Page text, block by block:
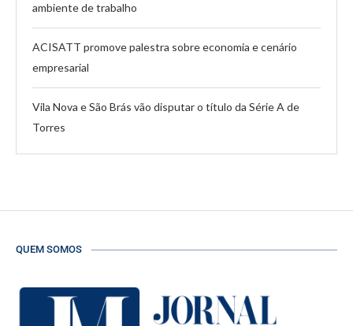
ambiente de trabalho
ACISATT promove palestra sobre economia e cenário
empresarial
Vila Nova e São Brás vão disputar o título da Série A de
Torres
QUEM SOMOS